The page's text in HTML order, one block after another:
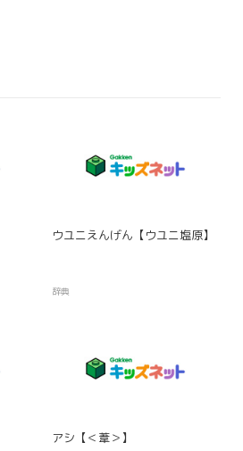
ウユニえんげん【ウユニ塩原】
辞典
アシ【＜葦＞】